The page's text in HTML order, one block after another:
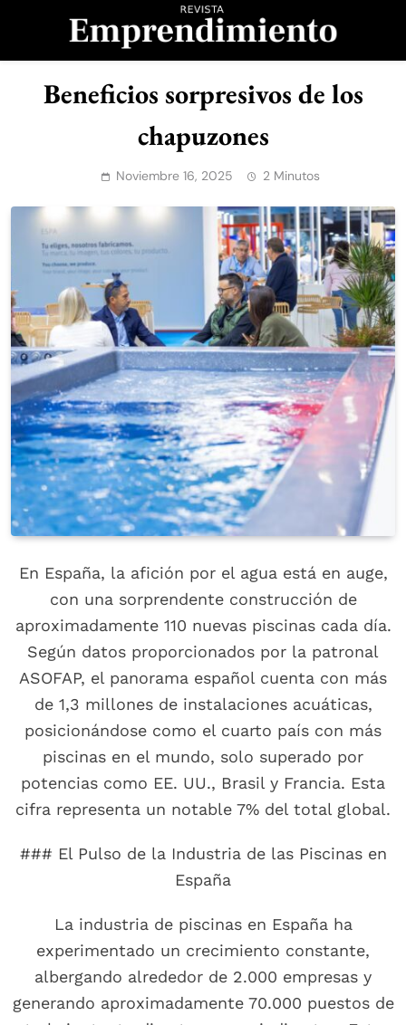
Revista
Emprendimiento
Beneficios sorpresivos de los
chapuzones
Noviembre 16, 2025 2 Minutos
En España, la afición por el agua está en auge,
con una sorprendente construcción de
aproximadamente 110 nuevas piscinas cada día.
Según datos proporcionados por la patronal
ASOFAP, el panorama español cuenta con más
de 1,3 millones de instalaciones acuáticas,
posicionándose como el cuarto país con más
piscinas en el mundo, solo superado por
potencias como EE. UU., Brasil y Francia. Esta
cifra representa un notable 7% del total global.
### El Pulso de la Industria de las Piscinas en
España
La industria de piscinas en España ha
experimentado un crecimiento constante,
albergando alrededor de 2.000 empresas y
generando aproximadamente 70.000 puestos de